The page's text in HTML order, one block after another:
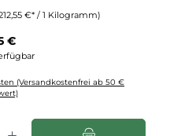
€* / 1 Kilogramm)
Preis:
€
(Versandkostenfrei ab 50 €
ein oder benutze die Schaltflächen